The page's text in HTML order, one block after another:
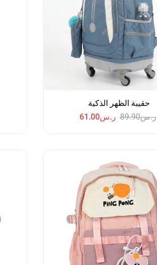
حقيبة الظهر الذكية
ر.س89.90 ر.س61.00